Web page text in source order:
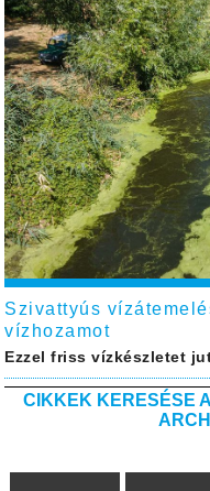
Szivattyús
vízhozamot
Ezzel friss vízkészletet
CIKKEK KERESÉSE